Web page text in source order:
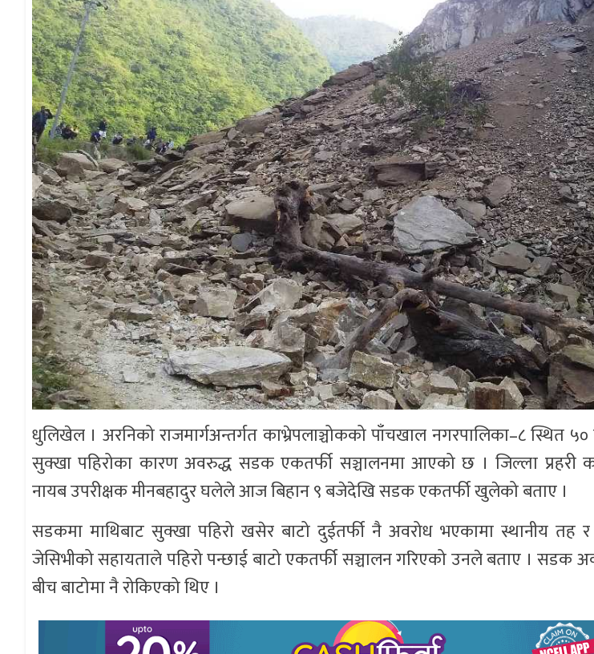
धुलिखेल । अरनिको राजमार्गअन्तर्गत काभ्रेपलाञ्चोकको पाँचखाल नगरपालिका–८ स्थित
सुक्खा पहिरोका कारण अवरुद्ध सडक एकतर्फी सञ्चालनमा आएको छ । जिल्ला प्रहरी
नायब उपरीक्षक मीनबहादुर घलेले आज बिहान ९ बजेदेखि सडक एकतर्फी खुलेको बताए ।
सडकमा माथिबाट सुक्खा पहिरो खसेर बाटो दुईतर्फी नै अवरोध भएकामा स्थानीय
जेसिभीको सहायताले पहिरो पन्छाई बाटो एकतर्फी सञ्चालन गरिएको उनले बताए । सडक
बीच बाटोमा नै रोकिएको थिए ।